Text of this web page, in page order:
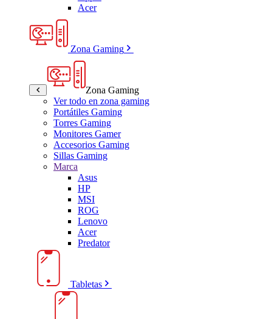
Acer
Zona Gaming
Zona Gaming
Ver todo en zona gaming
Portátiles Gaming
Torres Gaming
Monitores Gamer
Accesorios Gaming
Sillas Gaming
Marca
Asus
HP
MSI
ROG
Lenovo
Acer
Predator
Tabletas